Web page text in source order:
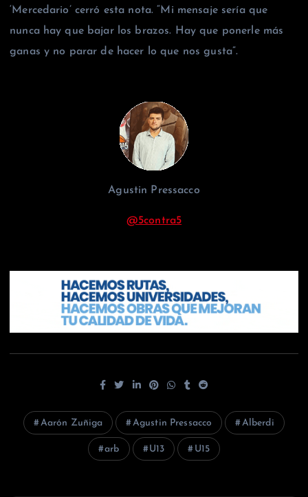
‘Mercedario’ cerró esta nota. “Mi mensaje sería que
nunca hay que bajar los brazos. Hay que ponerle más
ganas y no parar de hacer lo que nos gusta”.
Agustin Pressacco
@5contra5
Aarón Zuñiga Agustin Pressacco Alberdi
arb U13 U15